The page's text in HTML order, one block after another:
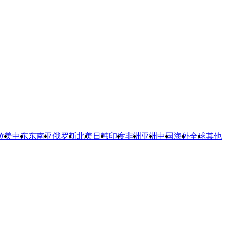
美中东东南亚俄罗斯北美 日韩印度非洲 亚洲中国海外全球其他